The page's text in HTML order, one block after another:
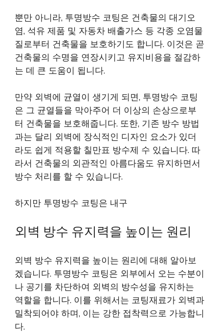
뿐만 아니라, 투명방수 코팅은 건축물의 대기오
염, 석유 제품 및 자동차 배출가스 등 각종 오염물
질로부터 건축물을 보호하기도 합니다. 이것은 곧
건축물의 수명을 연장시키고 유지비용을 절감하
는 데 큰 도움이 됩니다.
만약 외벽에 균열이 생기게 되면, 투명방수 코팅
은 그 균열들을 막아주어 더 이상의 손상으로부
터 건축물을 보호해줍니다. 또한, 기존 방수 방법
과는 달리 외벽에 장식적인 디자인 요소가 있더
라도 쉽게 적용할 칠만표 방수제 수 있습니다. 따
라서 건축물의 외관적인 아름다움도 유지하면서
방수 처리를 할 수 있습니다.
하지만 투명방수 코팅은 내구
외벽 방수 유지력을 높이는 원리
외벽 방수 유지력을 높이는 원리에 대해 알아보
겠습니다. 투명방수 코팅은 외부에서 오는 수분이
나 공기를 차단하여 외벽의 방수성을 유지하는
역할을 합니다. 이를 위해서는 코팅재료가 외벽과
밀착되어야 하며, 이는 강한 접착력으로 가능합니
다.